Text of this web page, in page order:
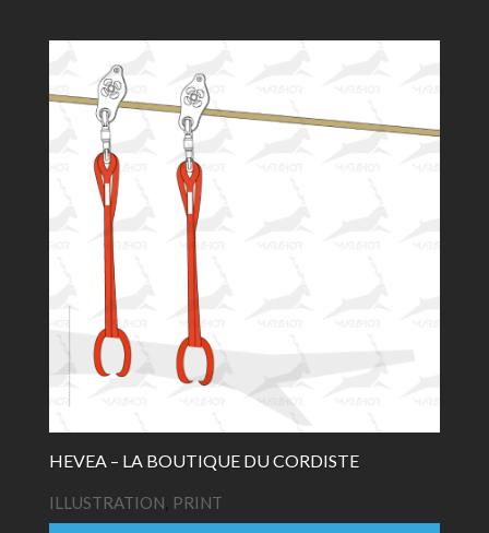
HEVEA – LA BOUTIQUE DU CORDISTE
ILLUSTRATION PRINT